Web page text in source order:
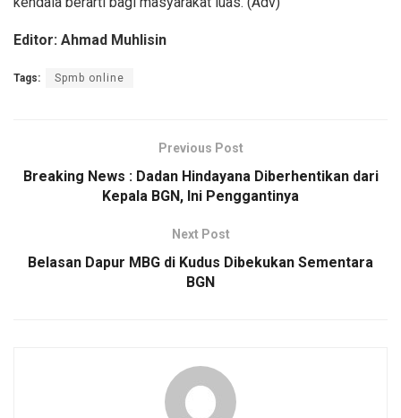
Editor: Ahmad Muhlisin
Tags: Spmb online
Previous Post
Breaking News : Dadan Hindayana Diberhentikan dari
Kepala BGN, Ini Penggantinya
Next Post
Belasan Dapur MBG di Kudus Dibekukan Sementara
BGN